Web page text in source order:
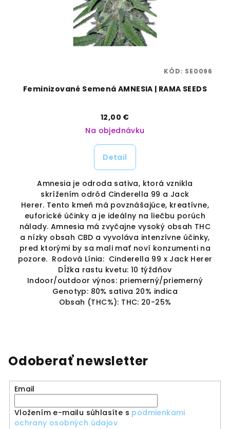
Feminizované Semená AMNESIA | RAMA SEEDS
12,00 €
Na objednávku
Detail
Amnesia je odroda sativa, ktorá vznikla
skrížením odrôd Cinderella 99 a Jack
Herer. Tento kmeň má povznášajúce, kreatívne,
euforické účinky a je ideálny na liečbu porúch
nálady. Amnesia má zvyčajne vysoký obsah THC
a nízky obsah CBD a vyvoláva intenzívne účinky,
pred ktorými by sa mali mať noví konzumenti na
pozore. Rodová Línia: Cinderella 99 x Jack Herer
Dĺžka rastu kvetu: 10 týždňov
Indoor/outdoor výnos: priemerný/priemerný
Genotyp: 80% sativa 20% indica
Obsah (THC%): THC: 20-25%
KÓD: SE0096
Odoberať newsletter
Email
Vložením e-mailu súhlasíte s podmienkami
ochrany osobných údajov